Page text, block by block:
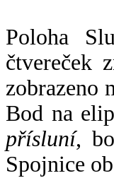
Poloha
čtvereček
zobrazeno
Bod na
přísluní,
Spojnice